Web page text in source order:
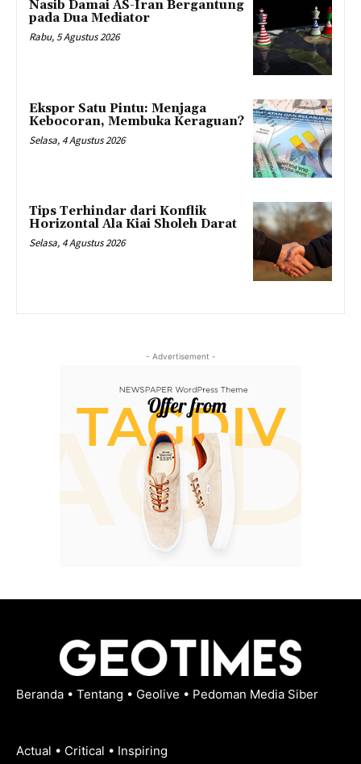
Nasib Damai AS-Iran Bergantung
pada Dua Mediator
Rabu, 5 Agustus 2026
Ekspor Satu Pintu: Menjaga
Kebocoran, Membuka Keraguan?
Selasa, 4 Agustus 2026
Tips Terhindar dari Konflik
Horizontal Ala Kiai Sholeh Darat
Selasa, 4 Agustus 2026
- Advertisement -
Beranda • Tentang • Geolive • Pedoman Media Siber
Actual • Critical • Inspiring